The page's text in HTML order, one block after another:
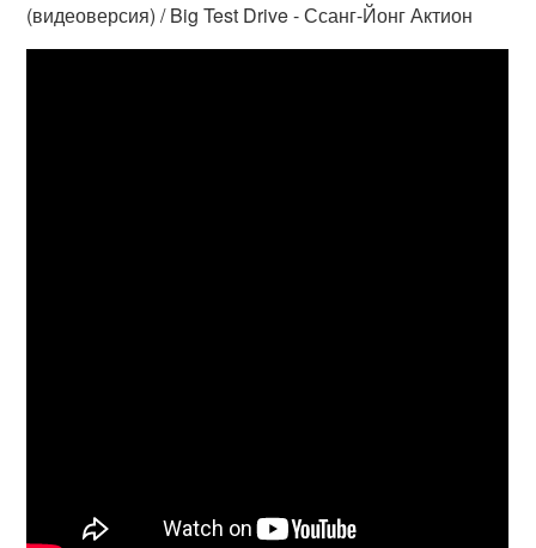
(видеоверсия) / Big Test Drive - Ссанг-Йонг Актион